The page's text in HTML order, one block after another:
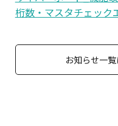
桁数・マスタチェック
お知らせ一